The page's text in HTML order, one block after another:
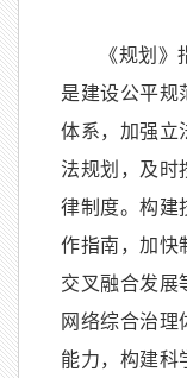
《规划
是建设公平规
体系，加强立
法规划，及时
律制度。构建
作指南，加快
交叉融合发展
网络综合治理
能力，构建科